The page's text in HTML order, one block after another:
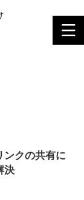
ンクの共有に
決